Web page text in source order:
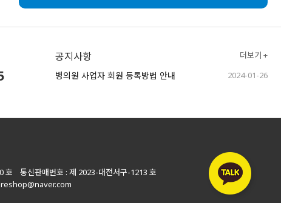
공지사항 더보기 +
병의원 사업자 회원 등록방법 안내 2024-01-26
호 통신판매번호 : 제 2023-대전서구-1213 호